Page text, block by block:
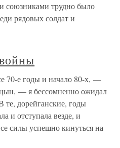
трудно было
рядовых солдат и
70-е годы и начало 80-х, —
— я бессомненно ожидал
дорейганские, годы
и отступала везде, и
силы успешно кинуться на